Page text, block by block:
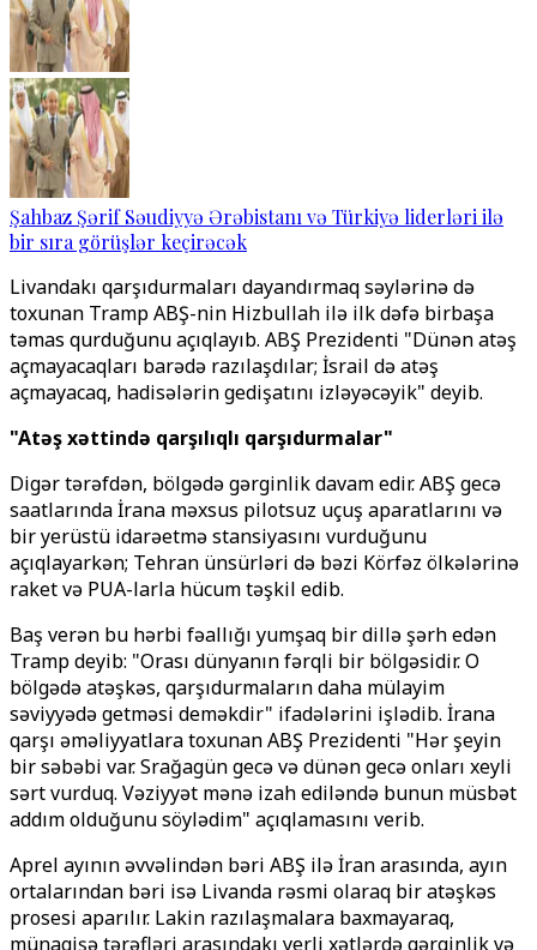
Şahbaz Şərif Səudiyyə Ərəbistanı və Türkiyə liderləri ilə
bir sıra görüşlər keçirəcək
Livandakı qarşıdurmaları dayandırmaq səylərinə də
toxunan Tramp ABŞ-nin Hizbullah ilə ilk dəfə birbaşa
təmas qurduğunu açıqlayıb. ABŞ Prezidenti "Dünən atəş
açmayacaqları barədə razılaşdılar; İsrail də atəş
açmayacaq, hadisələrin gedişatını izləyəcəyik" deyib.
"Atəş xəttində qarşılıqlı qarşıdurmalar"
Digər tərəfdən, bölgədə gərginlik davam edir. ABŞ gecə
saatlarında İrana məxsus pilotsuz uçuş aparatlarını və
bir yerüstü idarəetmə stansiyasını vurduğunu
açıqlayarkən; Tehran ünsürləri də bəzi Körfəz ölkələrinə
raket və PUA-larla hücum təşkil edib.
Baş verən bu hərbi fəallığı yumşaq bir dillə şərh edən
Tramp deyib: "Orası dünyanın fərqli bir bölgəsidir. O
bölgədə atəşkəs, qarşıdurmaların daha mülayim
səviyyədə getməsi deməkdir" ifadələrini işlədib. İrana
qarşı əməliyyatlara toxunan ABŞ Prezidenti "Hər şeyin
bir səbəbi var. Srağagün gecə və dünən gecə onları xeyli
sərt vurduq. Vəziyyət mənə izah ediləndə bunun müsbət
addım olduğunu söylədim" açıqlamasını verib.
Aprel ayının əvvəlindən bəri ABŞ ilə İran arasında, ayın
ortalarından bəri isə Livanda rəsmi olaraq bir atəşkəs
prosesi aparılır. Lakin razılaşmalara baxmayaraq,
münaqişə tərəfləri arasındakı yerli xətlərdə gərginlik və